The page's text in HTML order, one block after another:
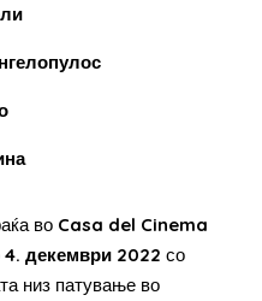
во Casa del Cinema
декември 2022 со
низ патување во